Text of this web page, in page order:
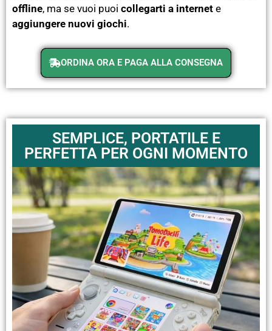
offline, ma se vuoi puoi collegarti a internet e
aggiungere nuovi giochi.
ORDINA ORA E PAGA ALLA CONSEGNA
SEMPLICE, PORTATILE E
PERFETTA PER OGNI MOMENTO